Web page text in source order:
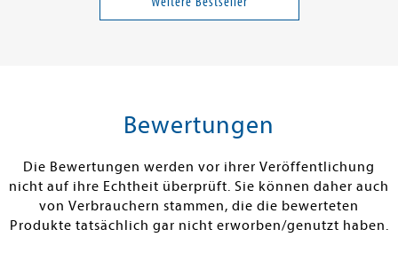
Warenkorb
Bewertungen
Die Bewertungen werden vor ihrer Veröffentlichung
nicht auf ihre Echtheit überprüft. Sie können daher auch
von Verbrauchern stammen, die die bewerteten
Produkte tatsächlich gar nicht erworben/genutzt haben.